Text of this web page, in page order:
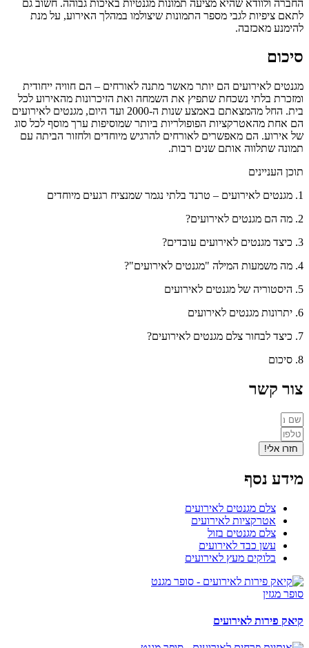
החברה ולוודא שהיא מציעה תמונות מגנטיות באיכות גבוהה. חשוב גם
לתאם ציפיות לגבי מספר התמונות שיצולמו במהלך האירוע, על מנת
להימנע מאכזבה.
סיכום
מגנטים לאירועים הם יותר מאשר מתנה לאורחים – הם חוויה ייחודית
ומזכרת בלתי נשכחת שתפיץ את השמחה ואת הזיכרונות מהאירוע לכל
בית. החל מהמצאתם באמצע שנות ה-2000 ועד היום, מגנטים לאירועים
הם אחת מהאטרקציות הפופולריות ביותר שמוסיפות ערך מוסף לכל סוג
של אירוע. הם מאפשרים לאורחים להרגיש מיוחדים ולחזור הביתה עם
תמונה שתלווה אותם שנים רבות.
תוכן העניינים
1. מגנטים לאירועים – טרנד בלתי נגמר שמנציח רגעים מיוחדים
2. מה הם מגנטים לאירועים?
3. כיצד מגנטים לאירועים עובדים?
4. מה משמעות המילה "מגנטים לאירועים"?
5. היסטוריה של מגנטים לאירועים
6. יתרונות מגנטים לאירועים
7. כיצד לבחור צלם מגנטים לאירועים?
8. סיכום
צור קשר
חזרו אלי!
מידע נסף
צלם מגנטים לאירועים
אטרקציות לאירועים
צלם מגנטים בזול
עשן כבד לאירועים
בלוקים מעץ לאירועים
סופר מגזין
קיאק פירות לאירועים